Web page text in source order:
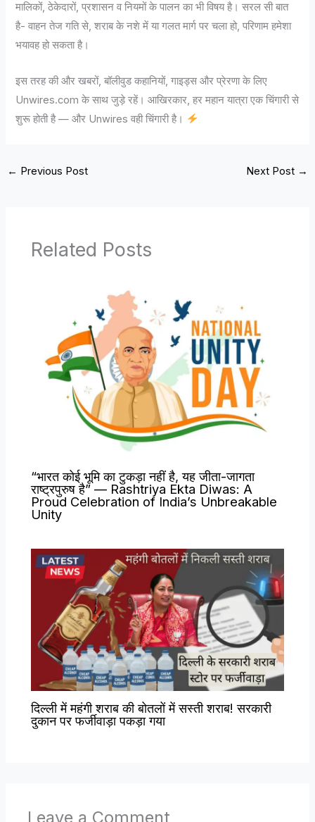
मालिकों, ठेकेदारों, प्रशासन व नियमों के पालन का भी विषय है। सरल सी बात
है- वाहन तेज गति से, शराब के नशे में या गलत मार्ग पर चला हो, परिणाम हमेशा
भयावह हो सकता है।
इस तरह की और खबरों, बॉलीवुड कहानियों, गाइड्स और प्रेरणा के लिए
Unwires.com के साथ जुड़े रहें। आखिरकार, हर महान यात्रा एक चिंगारी से
शुरू होती है — और Unwires वही चिंगारी है।
← Previous Post Next Post →
Related Posts
“भारत कोई भूमि का टुकड़ा नहीं है, यह जीता-जागता
राष्ट्रपुरुष है” — Rashtriya Ekta Diwas: A
Proud Celebration of India’s Unbreakable
Unity
दिल्ली में महंगी शराब की बोतलों में सस्ती शराब! सरकारी
दुकान पर फर्जीवाड़ा पकड़ा गया
Leave a Comment